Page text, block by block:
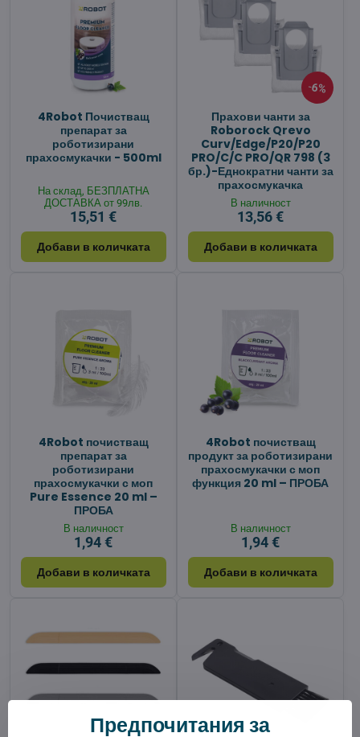
4Robot Почистващ
препарат за
роботизирани
прахосмукачки - 500ml
На склад, БЕЗПЛАТНА
ДОСТАВКА от 99лв.
15,51 €
Добави в количката
6%
Прахови чанти за
Roborock Qrevo
Curv/Edge/P20/P20
PRO/C/C PRO/QR 798 (3
бр.)-Еднократни чанти за
прахосмукачка
В наличност
13,56 €
Добави в количката
4Robot почистващ
препарат за
роботизирани
прахосмукачки с моп
Pure Essence 20 ml –
ПРОБА
В наличност
1,94 €
Добави в количката
4Robot почистващ
продукт за роботизирани
прахосмукачки с моп
функция 20 ml – ПРОБА
В наличност
1,94 €
Добави в количката
Предпочитания за